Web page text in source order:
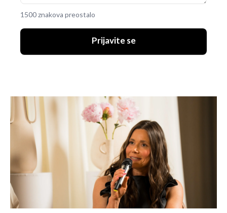
1500 znakova preostalo
Prijavite se